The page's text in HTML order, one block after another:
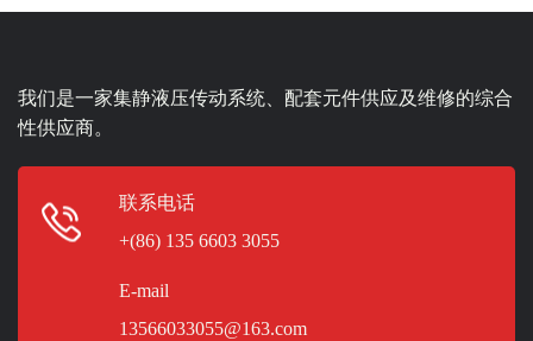
我们是一家集静液压传动系统、配套元件供应及维修的综合
性供应商。
联系电话
+(86) 135 6603 3055
E-mail
13566033055@163.com